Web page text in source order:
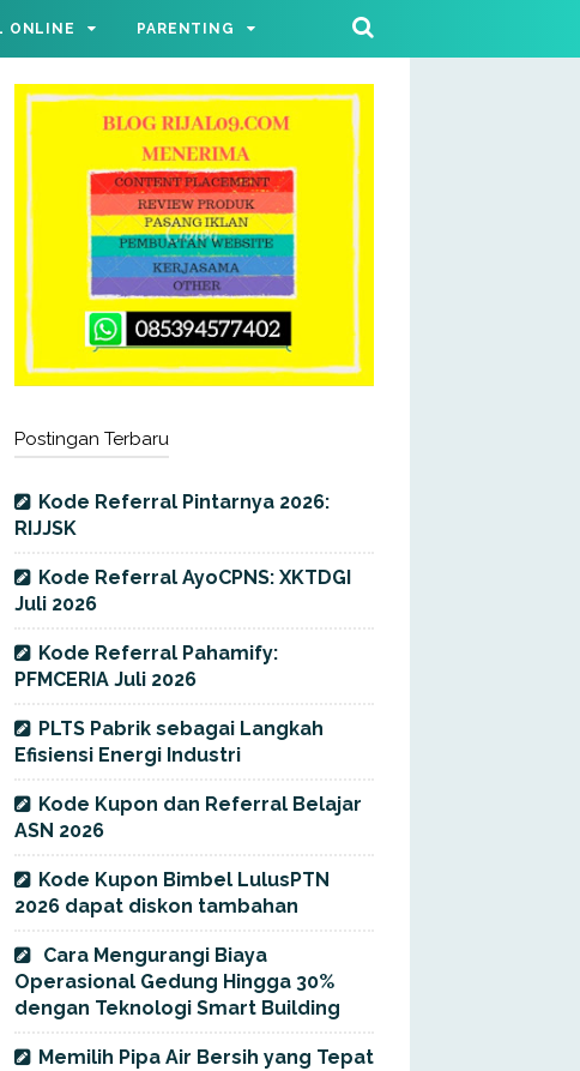
ONLINE PARENTING
Postingan Terbaru
Kode Referral Pintarnya 2026:
RIJJSK
Kode Referral AyoCPNS: XKTDGI
Juli 2026
Kode Referral Pahamify:
PFMCERIA Juli 2026
PLTS Pabrik sebagai Langkah
Efisiensi Energi Industri
Kode Kupon dan Referral Belajar
ASN 2026
Kode Kupon Bimbel LulusPTN
2026 dapat diskon tambahan
Cara Mengurangi Biaya
Operasional Gedung Hingga 30%
dengan Teknologi Smart Building
Memilih Pipa Air Bersih yang Tepat